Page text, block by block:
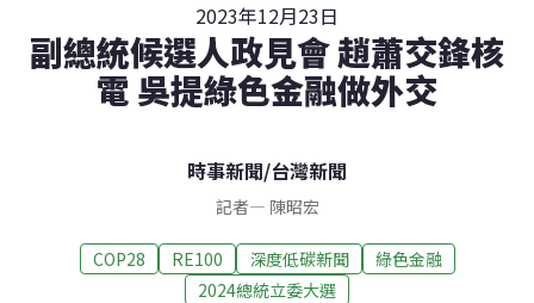
2023年12月23日
副總統候選人政見會 趙蕭交鋒核
電 吳提綠色金融做外交
時事新聞/台灣新聞
記者— 陳昭宏
COP28 RE100 深度低碳新聞
綠色金融
2024總統立委大選